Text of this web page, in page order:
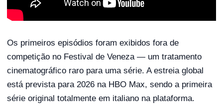
Os primeiros episódios foram exibidos fora de
competição no Festival de Veneza — um tratamento
cinematográfico raro para uma série. A estreia global
está prevista para 2026 na HBO Max, sendo a primeira
série original totalmente em italiano na plataforma.